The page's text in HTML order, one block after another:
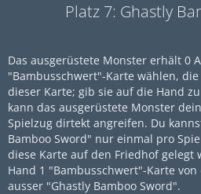
Platz 7: Ghastly
Das ausgerüstete Monster erhält 0
"Bambusschwert"-Karte wählen,
dieser Karte; gib sie auf die Hand
kann das ausgerüstete Monster
Spielzug dirtekt angreifen. Du
Bamboo Sword" nur einmal pro
diese Karte auf den Friedhof gelegt
Hand 1 "Bambusschwert"-Karte
ausser "Ghastly Bamboo Sword".